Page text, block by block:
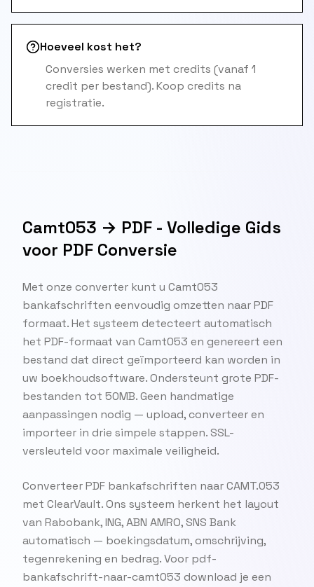
Hoeveel kost het?
Conversies werken met credits (vanaf 1
credit per bestand). Koop credits na
registratie.
Camt053 → PDF - Volledige Gids
voor PDF Conversie
Met onze converter kunt u Camt053
bankafschriften eenvoudig omzetten naar PDF
formaat. Het systeem detecteert automatisch
het PDF-formaat van Camt053 en genereert een
bestand dat direct geïmporteerd kan worden in
uw boekhoudsoftware. Ondersteunt grote PDF-
bestanden tot 50MB. Geen handmatige
aanpassingen nodig — upload, converteer en
importeer in drie simpele stappen. SSL-
versleuteld voor maximale veiligheid.
Converteer PDF bankafschriften naar CAMT.053
met ClearVault. Ons systeem herkent het layout
van Rabobank, ING, ABN AMRO, SNS Bank
automatisch — boekingsdatum, omschrijving,
tegenrekening en bedrag. Voor pdf-
bankafschrift-naar-camt053 download je een